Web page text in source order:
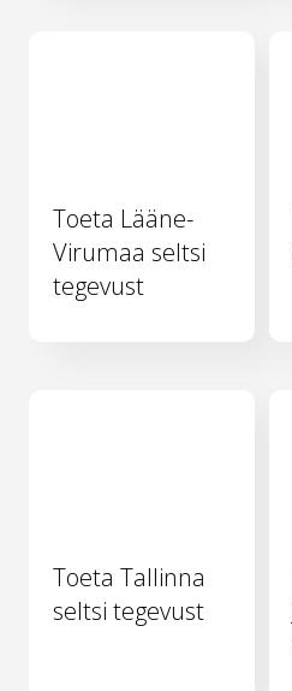
Toeta Lääne-
Virumaa seltsi
tegevust
Toeta Tallinna
seltsi tegevust